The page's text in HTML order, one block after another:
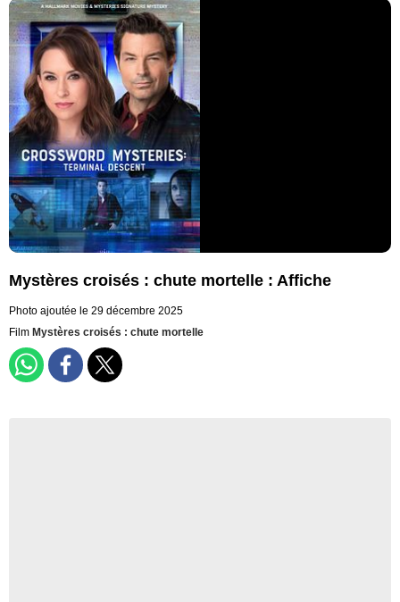
Mystères croisés : chute mortelle : Affiche
Photo ajoutée le 29 décembre 2025
Film Mystères croisés : chute mortelle